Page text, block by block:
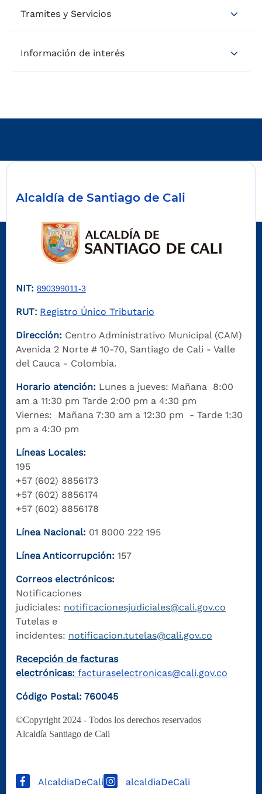
Tramites y Servicios
Información de interés
Alcaldía de Santiago de Cali
NIT: 890399011-3
RUT: Registro Único Tributario
Dirección: Centro Administrativo Municipal (CAM)
Avenida 2 Norte # 10-70, Santiago de Cali - Valle
del Cauca - Colombia.
Horario atención: Lunes a jueves: Mañana 8:00
am a 11:30 pm Tarde 2:00 pm a 4:30 pm
Viernes: Mañana 7:30 am a 12:30 pm - Tarde 1:30
pm a 4:30 pm
Líneas Locales:
195
+57 (602) 8856173
+57 (602) 8856174
+57 (602) 8856178
Línea Nacional: 01 8000 222 195
Línea Anticorrupción: 157
Correos electrónicos:
Notificaciones
judiciales: notificacionesjudiciales@cali.gov.co
Tutelas e
incidentes: notificacion.tutelas@cali.gov.co
Recepción de facturas
electrónicas: facturaselectronicas@cali.gov.co
Código Postal: 760045
©Copyright 2024 - Todos los derechos reservados
Alcaldía Santiago de Cali
AlcaldiaDeCali alcaldiaDeCali